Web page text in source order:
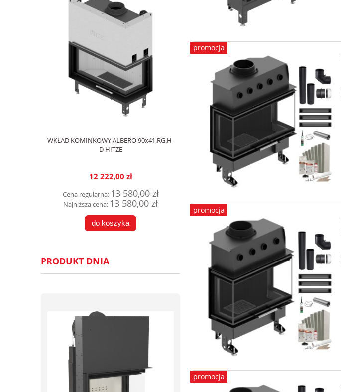
WKŁAD KOMINKOWY ALBERO 90x41.RG.H-
D HITZE
12 222,00 zł
Cena regularna:13 580,00 zł
Najniższa cena:13 580,00 zł
do koszyka
PRODUKT DNIA
promocja
promocja
promocja